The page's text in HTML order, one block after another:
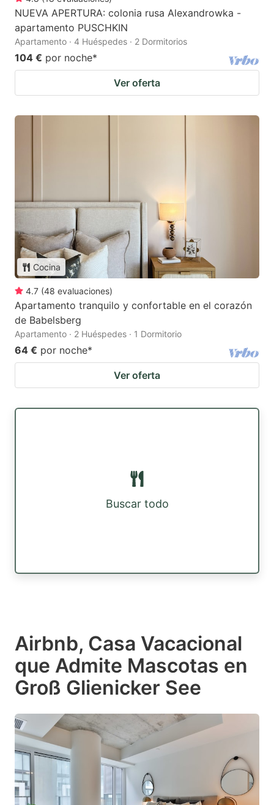
NUEVA APERTURA: colonia rusa Alexandrowka -
apartamento PUSCHKIN
Apartamento · 4 Huéspedes · 2 Dormitorios
104 € por noche*
Ver oferta
Cocina
4.7 (48 evaluaciones)
Apartamento tranquilo y confortable en el corazón
de Babelsberg
Apartamento · 2 Huéspedes · 1 Dormitorio
64 € por noche*
Ver oferta
Buscar todo
Airbnb, Casa Vacacional
que Admite Mascotas en
Groß Glienicker See